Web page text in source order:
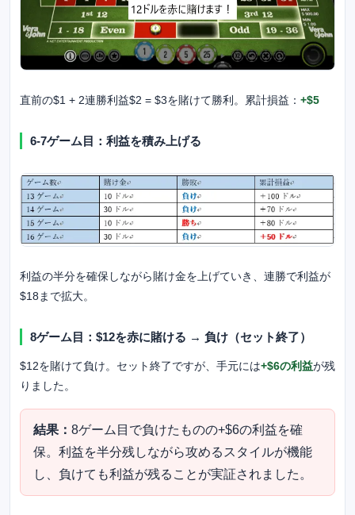
直前の$1 + 2連勝利益$2 = $3を賭けて勝利。累計損益： +$5
6-7ゲーム目：利益を積み上げる
利益の半分を確保しながら賭け金を上げていき、連勝で利益が
$18まで拡大。
8ゲーム目：$12を赤に賭ける → 負け（セット終了）
$12を賭けて負け。セット終了ですが、手元には+$6の利益が残
りました。
結果： 8ゲーム目で負けたものの+$6の利益を確
保。利益を半分残しながら攻めるスタイルが機能
し、負けても利益が残ることが実証されました。